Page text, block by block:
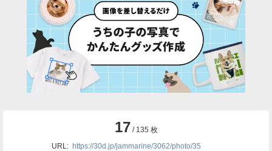
17 / 135 枚
URL: https://30d.jp/jammarine/3062/photo/35